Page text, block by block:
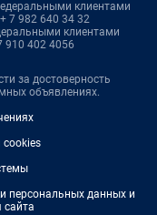
клиентами
7 982 640 34 32
клиентами
910 402 4056
за достоверность
объявлениях.
cookies
персональных данных и
сайта